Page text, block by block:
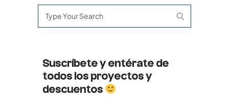
for:
Suscríbete y entérate de
todos los proyectos y
descuentos